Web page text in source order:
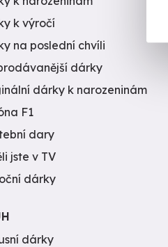
k výročí
na poslední chvíli
dárky
dárky k narozeninám
F1
dary
jste v TV
dárky
dárky